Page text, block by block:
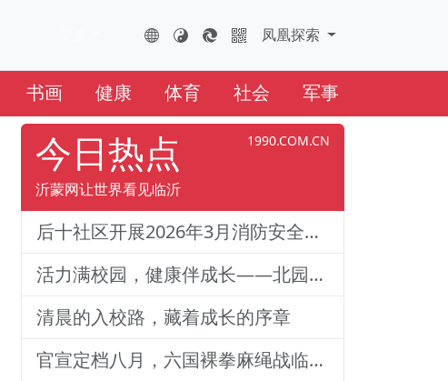
FHTS.CN
凤凰探索 凤凰云全球互联网
书画 健康 体育 社会 军事
今日热点 1990.COM.CN
沂蒙网让世界看见临沂
后十社区开展2026年3月消防安全演练活动
活力满校园，健康伴成长——北园路小学一二年级体质训练纪实
清晨的入校路，藏着成长的序章
官宣定档八月，六国裸拳麻绳战临沂巅峰对决！2026铁拳武风·红韵临沂国际巅峰搏击赛新闻发布会举行